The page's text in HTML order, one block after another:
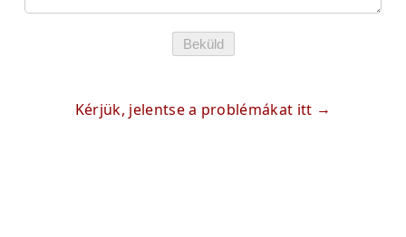
Beküld
Kérjük, jelentse a problémákat itt